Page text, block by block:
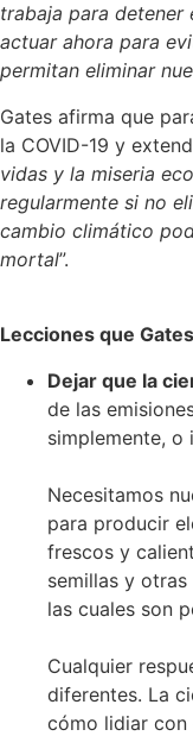
trabaja para detener
actuar ahora para
permitan eliminar
Gates afirma que
la COVID-19 y
vidas y la miseria
regularmente si no
cambio climático
mortal”.
Lecciones que
Dejar que la
de las
simplemente, o
Necesitamos
para producir
frescos y
semillas y
las cuales son
Cualquier
diferentes. La
cómo lidiar con